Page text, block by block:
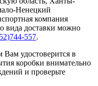
Ненецкий
компания
вида доставки можно
557.
удостоверится в
коробки внимательно
и проверьте